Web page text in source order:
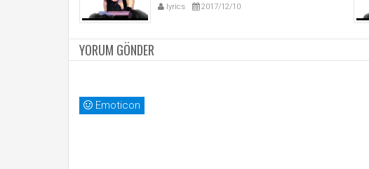
lyrics 2017/12/10
YORUM GÖNDER
Emoticon